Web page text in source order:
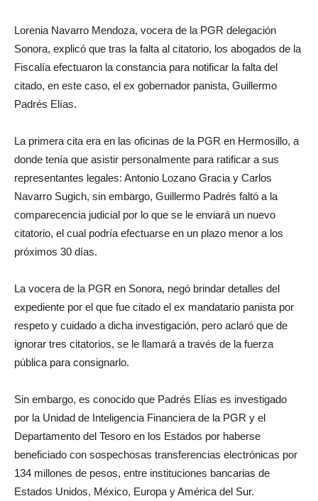
Lorenia Navarro Mendoza, vocera de la PGR delegación
Sonora, explicó que tras la falta al citatorio, los abogados de la
Fiscalía efectuaron la constancia para notificar la falta del
citado, en este caso, el ex gobernador panista, Guillermo
Padrés Elías.
La primera cita era en las oficinas de la PGR en Hermosillo, a
donde tenía que asistir personalmente para ratificar a sus
representantes legales: Antonio Lozano Gracia y Carlos
Navarro Sugich, sin embargo, Guillermo Padrés faltó a la
comparecencia judicial por lo que se le enviará un nuevo
citatorio, el cual podría efectuarse en un plazo menor a los
próximos 30 días.
La vocera de la PGR en Sonora, negó brindar detalles del
expediente por el que fue citado el ex mandatario panista por
respeto y cuidado a dicha investigación, pero aclaró que de
ignorar tres citatorios, se le llamará a través de la fuerza
pública para consignarlo.
Sin embargo, es conocido que Padrés Elías es investigado
por la Unidad de Inteligencia Financiera de la PGR y el
Departamento del Tesoro en los Estados por haberse
beneficiado con sospechosas transferencias electrónicas por
134 millones de pesos, entre instituciones bancarias de
Estados Unidos, México, Europa y América del Sur.